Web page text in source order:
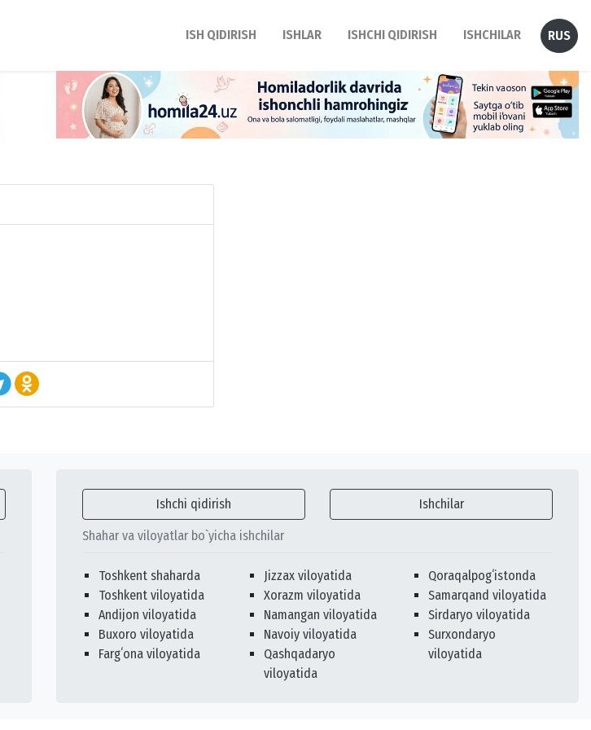
ISH QIDIRISH ISHLAR ISHCHI QIDIRISH ISHCHILAR RUS
Ishchi qidirish Ishchilar
Shahar va viloyatlar bo`yicha ishchilar
Toshkent shaharda
Toshkent viloyatida
Andijon viloyatida
Buxoro viloyatida
Fargʻona viloyatida
Jizzax viloyatida
Xorazm viloyatida
Namangan viloyatida
Navoiy viloyatida
Qashqadaryo
viloyatida
Qoraqalpogʻistonda
Samarqand viloyatida
Sirdaryo viloyatida
Surxondaryo
viloyatida